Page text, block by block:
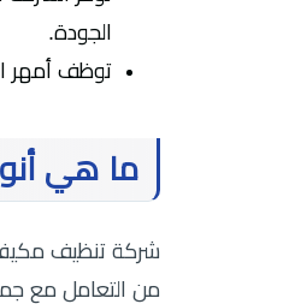
الجودة.
توظف أمهر
ما هي
شركة تنظيف
من التعامل مع